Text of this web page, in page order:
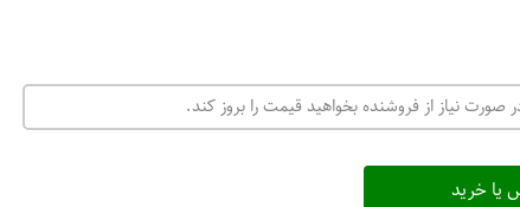
نیاز از فروشنده بخواهید قیمت را بروز کند.
یا خرید